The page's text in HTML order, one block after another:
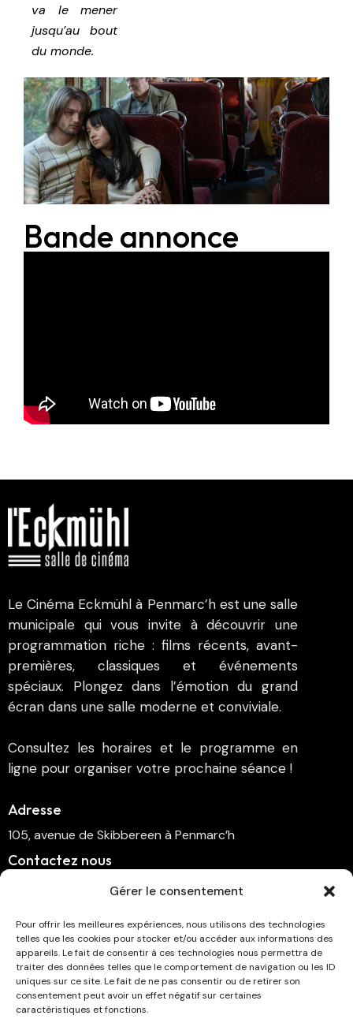
Gérer le consentement
Pour offrir les meilleures expériences, nous utilisons des technologies
telles que les cookies pour stocker et/ou accéder aux informations des
appareils. Le fait de consentir à ces technologies nous permettra de
traiter des données telles que le comportement de navigation ou les ID
uniques sur ce site. Le fait de ne pas consentir ou de retirer son
consentement peut avoir un effet négatif sur certaines
caractéristiques et fonctions.
va le mener
jusqu’au bout
du monde.
Bande annonce
Le Cinéma Eckmühl à Penmarc’h est une salle
municipale qui vous invite à découvrir une
programmation riche : films récents, avant-
premières, classiques et événements
spéciaux. Plongez dans l’émotion du grand
écran dans une salle moderne et conviviale.
Consultez les horaires et le programme en
ligne pour organiser votre prochaine séance !
Adresse
105, avenue de Skibbereen à Penmarc’h
Contactez nous
cinema.penmarch@orange.fr
Suivez-nous